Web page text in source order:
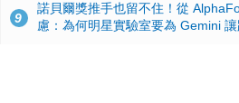
9
諾貝爾獎推手也留不住！從
慮：為何明星實驗室要為 Gemini 讓